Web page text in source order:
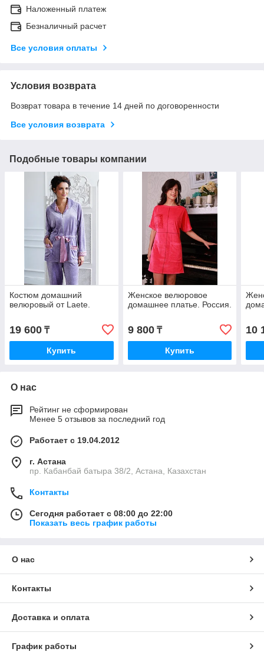
Наложенный платеж
Безналичный расчет
Все условия оплаты
Условия возврата
Возврат товара в течение 14 дней по договоренности
Все условия возврата
Подобные товары компании
Костюм домашний
велюровый от Laete.
19 600 ₸
Купить
Женское велюровое
домашнее платье. Россия.
9 800₸
Купить
10
О нас
Рейтинг не сформирован
Менее 5 отзывов за последний год
Работает с 19.04.2012
г. Астана
пр. Кабанбай батыра 38/2, Астана, Казахстан
Контакты
Сегодня работает с 08:00 до 22:00
Показать весь график работы
О нас
Контакты
Доставка и оплата
График работы